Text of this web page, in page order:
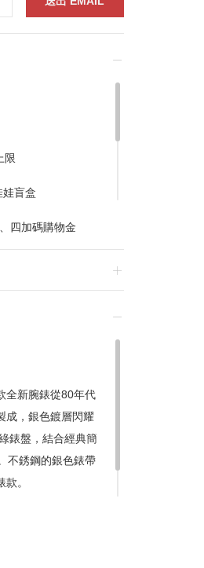
限
娃盲盒
四加碼購物金
準
全新腕錶從80年代
成，銀色鍍層閃耀
錶盤，結合經典簡
不銹鋼的銀色錶帶
。